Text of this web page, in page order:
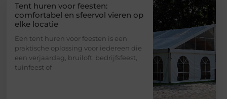
Tent huren voor feesten:
comfortabel en sfeervol vieren op
elke locatie
Een tent huren voor feesten is een
praktische oplossing voor iedereen die
een verjaardag, bruiloft, bedrijfsfeest,
tuinfeest of